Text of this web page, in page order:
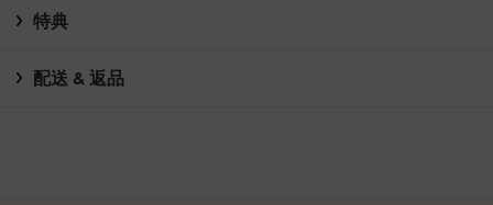
特典
配送 & 返品